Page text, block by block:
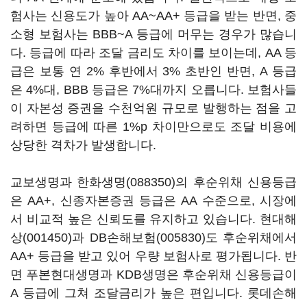
험사는 신용도가 높아 AA~AA+ 등급을 받는 반면, 중
소형 보험사는 BBB~A 등급에 머무는 경우가 많습니
다. 등급에 따라 조달 금리도 차이를 보이는데, AA 등
급은 보통 연 2% 후반에서 3% 초반인 반면, A 등급
은 4%대, BBB 등급은 7%대까지 오릅니다. 보험사들
이 자본성 증권을 수천억원 규모로 발행하는 점을 고
려하면 등급에 따른 1%p 차이만으로도 조달 비용에
상당한 격차가 발생합니다.
교보생명과 한화생명(088350)의 후순위채 신용등급
은 AA+, 신종자본증권 등급은 AA 수준으로, 시장에
서 비교적 높은 신뢰도를 유지하고 있습니다. 현대해
상(001450)과 DB손해보험(005830)도 후순위채에서
AA+ 등급을 받고 있어 우량 보험사로 평가됩니다. 반
면 푸본현대생명과 KDB생명은 후순위채 신용등급이
A 등급에 그쳐 조달금리가 높은 편입니다. 롯데손해